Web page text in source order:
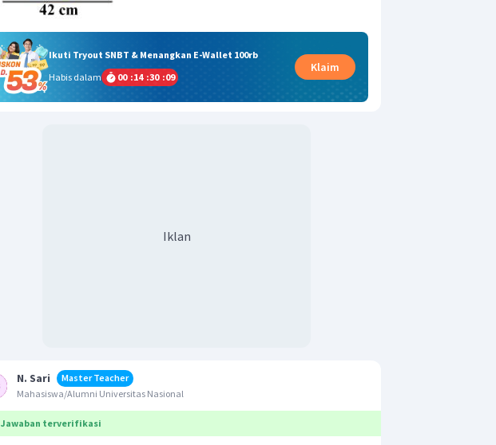
Ikuti Tryout SNBT & Menangkan E-Wallet 100rb
Habis dalam
00 :14 :30 :09
Klaim
Iklan
N. Sari
Master Teacher
Mahasiswa/Alumni Universitas Nasional
Jawaban terverifikasi